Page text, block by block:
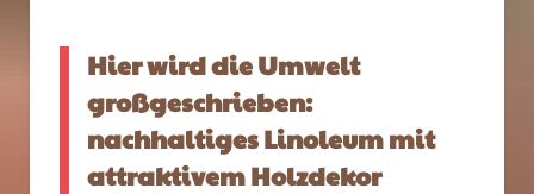
Hier wird die Umwelt
großgeschrieben:
nachhaltiges Linoleum mit
attraktivem Holzdekor